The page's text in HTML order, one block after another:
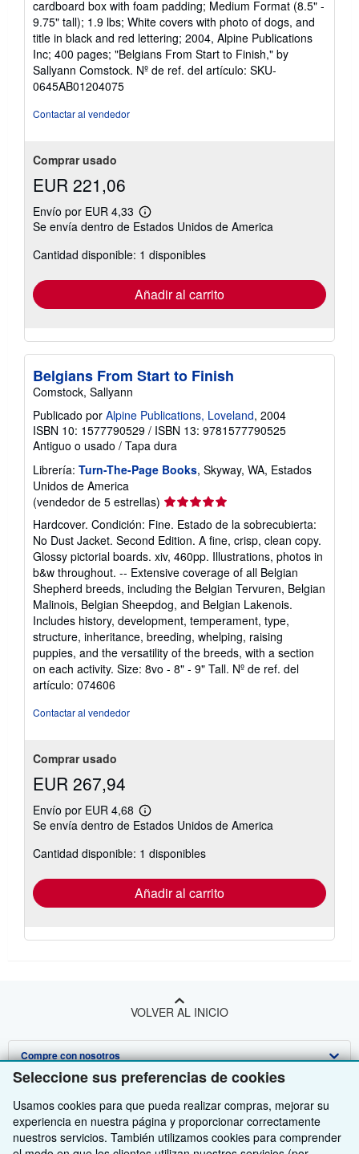
Seleccione sus preferencias de cookies
Usamos cookies para que pueda realizar compras, mejorar su
experiencia en nuestra página y proporcionar correctamente
nuestros servicios. También utilizamos cookies para comprender
cardboard box with foam padding; Medium Format (8.5" -
9.75" tall); 1.9 lbs; White covers with photo of dogs, and
title in black and red lettering; 2004, Alpine Publications
Inc; 400 pages; "Belgians From Start to Finish," by
Sallyann Comstock. Nº de ref. del artículo: SKU-
0645AB01204075
Contactar al vendedor
Comprar usado
EUR 221,06
Envío por EUR 4,33
Más
información
las
tarifas
envío
Se envía dentro de Estados Unidos de America
Cantidad disponible: 1 disponibles
Añadir al carrito
Belgians From Start to Finish
Comstock, Sallyann
Publicado por Alpine Publications, Loveland, 2004
ISBN 10: 1577790529 / ISBN 13: 9781577790525
Antiguo o usado / Tapa dura
Librería: Turn-The-Page Books, Skyway, WA, Estados
Unidos de America
(vendedor de 5 estrellas) Calificación
vendedor:
5
de
5
estrellas
Hardcover. Condición: Fine. Estado de la sobrecubierta:
No Dust Jacket. Second Edition. A fine, crisp, clean copy.
Glossy pictorial boards. xiv, 460pp. Illustrations, photos in
b&w throughout. -- Extensive coverage of all Belgian
Shepherd breeds, including the Belgian Tervuren, Belgian
Malinois, Belgian Sheepdog, and Belgian Lakenois.
Includes history, development, temperament, type,
structure, inheritance, breeding, whelping, raising
puppies, and the versatility of the breeds, with a section
on each activity. Size: 8vo - 8" - 9" Tall. Nº de ref. del
artículo: 074606
Contactar al vendedor
Comprar usado
EUR 267,94
Envío por EUR 4,68
Más
información
las
tarifas
envío
Se envía dentro de Estados Unidos de America
Cantidad disponible: 1 disponibles
Añadir al carrito
VOLVER AL INICIO
Compre con nosotros
Búsqueda avanzada
Colecciones
Mi cuenta
Venda con nosotros
Comenzar a vender
Únase a nuestro programa de afiliados
Sobre nosotros
Sobre IberLibro
Obtener Ayuda